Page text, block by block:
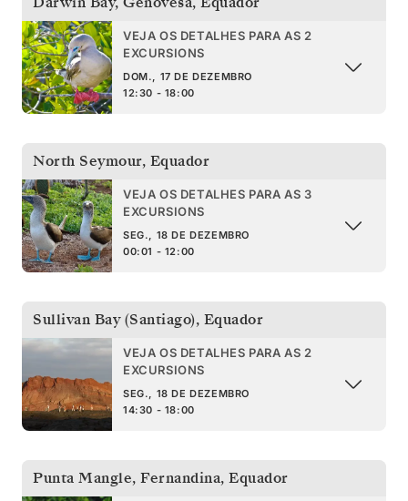
VEJA OS DETALHES PARA AS 2
EXCURSIONS
DOM., 17 DE DEZEMBRO
12:30 - 18:00
North Seymour, Equador
VEJA OS DETALHES PARA AS 3
EXCURSIONS
SEG., 18 DE DEZEMBRO
00:01 - 12:00
Sullivan Bay (Santiago), Equador
VEJA OS DETALHES PARA AS 2
EXCURSIONS
SEG., 18 DE DEZEMBRO
14:30 - 18:00
Punta Mangle, Fernandina, Equador